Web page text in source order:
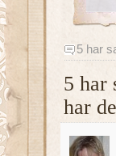
5 har
5 har
har